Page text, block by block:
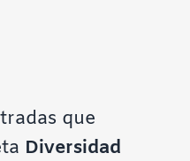
que
Diversidad
contraste